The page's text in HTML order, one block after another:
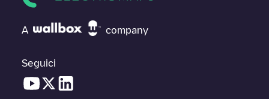
A company
Seguici